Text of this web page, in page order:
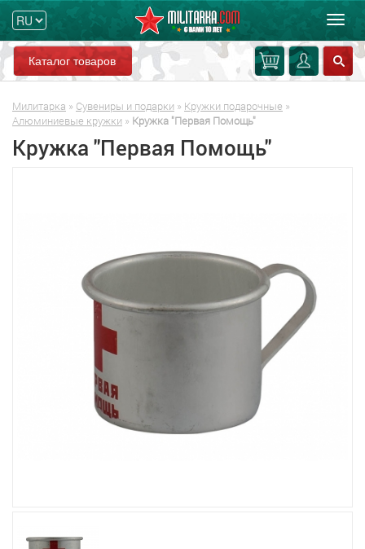
Каталог товаров
Милитарка » Сувениры и подарки » Кружки подарочные »
Алюминиевые кружки » Кружка "Первая Помощь"
Кружка "Первая Помощь"